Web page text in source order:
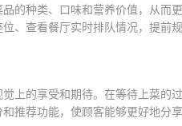
的种类、口味和营养价值，从而
、查看餐厅实时排队情况，提前
上的享受和期待。在等待上菜的
推荐功能，使顾客能够更好地分